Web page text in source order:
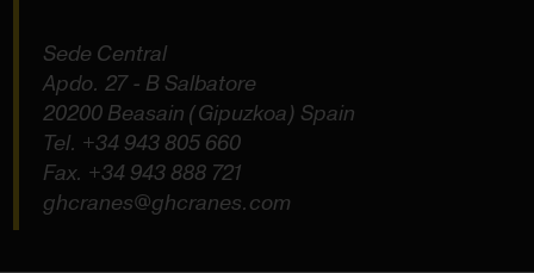
Sede Central
Apdo. 27 - B Salbatore
20200 Beasain (Gipuzkoa) Spain
Tel. +34 943 805 660
Fax. +34 943 888 721
ghcranes@ghcranes.com